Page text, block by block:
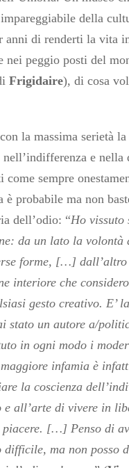
della
anni di renderti la vita
nei peggio posti del
Frigidaire), di cosa
la massima serietà
nell’indifferenza e
come sempre
è probabile ma non
dell’odio: “Ho vissuto
da un lato la volontà
forme, […] dall’altro
interiore che
gesto creativo. E’
stato un autore a/
in ogni modo i
infamia è
la coscienza
all’arte di vivere in
[…] Penso di
ma non posso